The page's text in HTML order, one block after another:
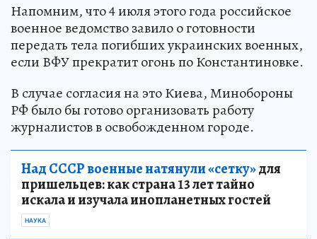
Напомним, что 4 июля этого года российское
военное ведомство завило о готовности
передать тела погибших украинских военных,
если ВФУ прекратит огонь по Константиновке.
В случае согласия на это Киева, Минобороны
РФ было бы готово организовать работу
журналистов в освобожденном городе.
Над СССР военные натянули «сетку»для
пришельцев: как страна 13 лет тайно
искала и изучала инопланетных гостей
НАУКА